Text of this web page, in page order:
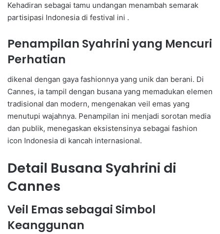
Kehadiran sebagai tamu undangan menambah semarak
partisipasi Indonesia di festival ini .
Penampilan Syahrini yang Mencuri
Perhatian
dikenal dengan gaya fashionnya yang unik dan berani. Di
Cannes, ia tampil dengan busana yang memadukan elemen
tradisional dan modern, mengenakan veil emas yang
menutupi wajahnya. Penampilan ini menjadi sorotan media
dan publik, menegaskan eksistensinya sebagai fashion
icon Indonesia di kancah internasional.
Detail Busana Syahrini di
Cannes
Veil Emas sebagai Simbol
Keanggunan